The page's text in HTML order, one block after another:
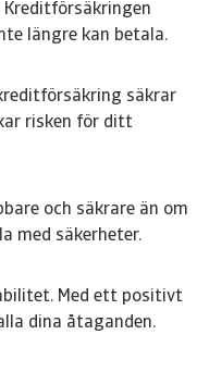
längre kan betala.
säkrar
risken för ditt
och säkrare än om
med säkerheter.
Med ett positivt
dina åtaganden.